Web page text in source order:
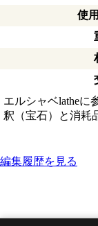
使
エルシャベlatheに
釈（宝石）と消耗
編集履歴を見る